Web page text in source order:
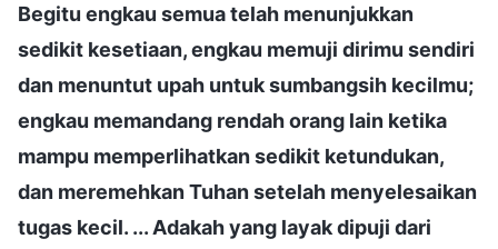
Begitu engkau semua telah menunjukkan
sedikit kesetiaan, engkau memuji dirimu sendiri
dan menuntut upah untuk sumbangsih kecilmu;
engkau memandang rendah orang lain ketika
mampu memperlihatkan sedikit ketundukan,
dan meremehkan Tuhan setelah menyelesaikan
tugas kecil. ... Adakah yang layak dipuji dari